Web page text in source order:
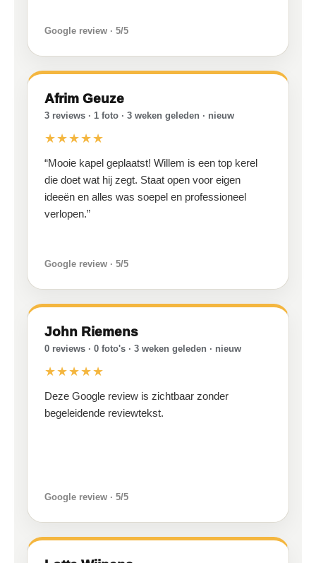
Google review · 5/5
Afrim Geuze
3 reviews · 1 foto · 3 weken geleden · nieuw
★★★★★
“Mooie kapel geplaatst! Willem is een top kerel
die doet wat hij zegt. Staat open voor eigen
ideeën en alles was soepel en professioneel
verlopen.”
Google review · 5/5
John Riemens
0 reviews · 0 foto's · 3 weken geleden · nieuw
★★★★★
Deze Google review is zichtbaar zonder
begeleidende reviewtekst.
Google review · 5/5